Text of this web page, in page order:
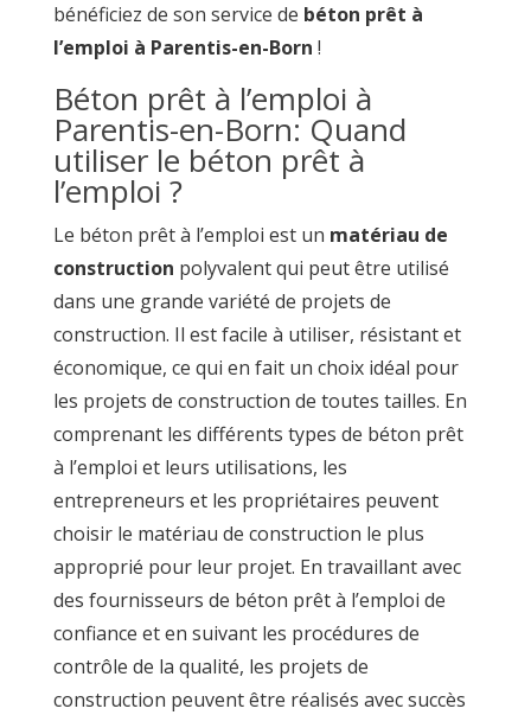
bénéficiez de son service de béton prêt à
l’emploi à Parentis-en-Born !
Béton prêt à l’emploi à
Parentis-en-Born: Quand
utiliser le béton prêt à
l’emploi ?
Le béton prêt à l’emploi est un matériau de
construction polyvalent qui peut être utilisé
dans une grande variété de projets de
construction. Il est facile à utiliser, résistant et
économique, ce qui en fait un choix idéal pour
les projets de construction de toutes tailles. En
comprenant les différents types de béton prêt
à l’emploi et leurs utilisations, les
entrepreneurs et les propriétaires peuvent
choisir le matériau de construction le plus
approprié pour leur projet. En travaillant avec
des fournisseurs de béton prêt à l’emploi de
confiance et en suivant les procédures de
contrôle de la qualité, les projets de
construction peuvent être réalisés avec succès